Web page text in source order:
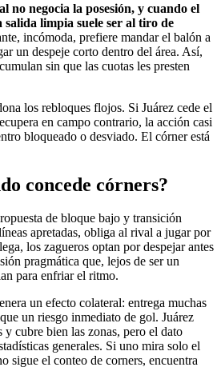
no negocia la posesión, y cuando el
limpia suele ser al tiro de
incómoda, prefiere mandar el balón a
un despeje corto dentro del área. Así,
sin que las cuotas les presten
los rebloques flojos. Si Juárez cede el
en campo contrario, la acción casi
bloqueado o desviado. El córner está
concede córners?
de bloque bajo y transición
apretadas, obliga al rival a jugar por
los zagueros optan por despejar antes
pragmática que, lejos de ser un
para enfriar el ritmo.
un efecto colateral: entrega muchas
un riesgo inmediato de gol. Juárez
y cubre bien las zonas, pero el dato
generales. Si uno mira solo el
sigue el conteo de corners, encuentra